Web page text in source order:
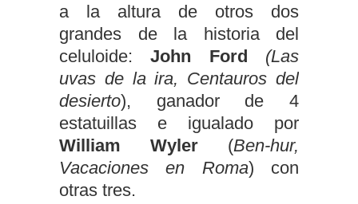
a la altura de otros dos
grandes de la historia del
celuloide:John Ford (Las
uvas de la ira, Centauros del
desierto), ganador de 4
estatuillas e igualado por
William Wyler (Ben-hur,
Vacaciones en Roma) con
otras tres.